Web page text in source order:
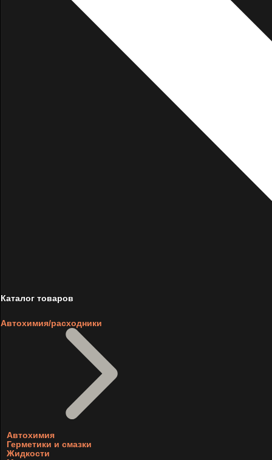
Каталог товаров
Автохимия/расходники
Автохимия
Герметики и смазки
Жидкости